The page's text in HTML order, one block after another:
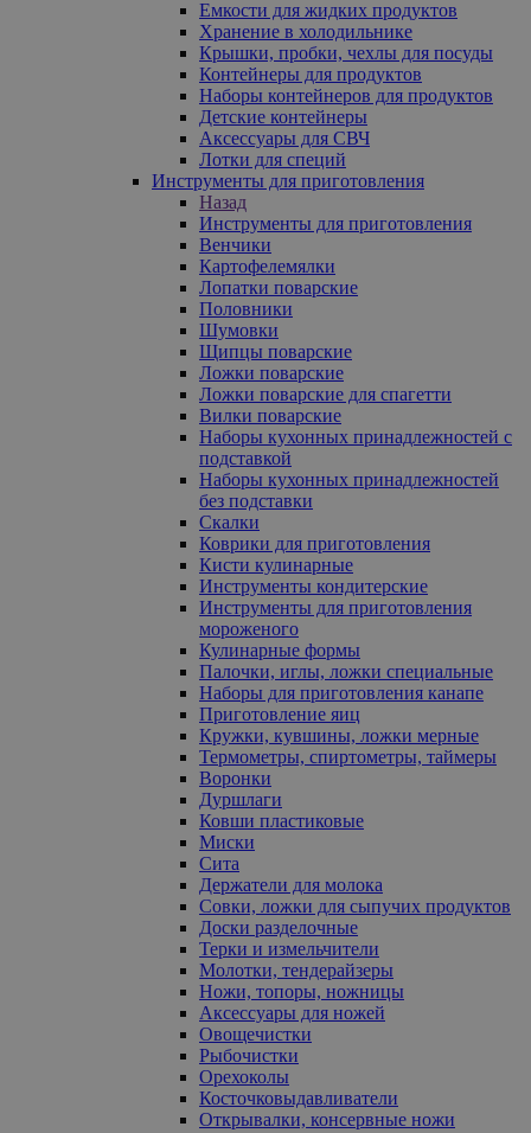
Емкости для жидких продуктов
Хранение в холодильнике
Крышки, пробки, чехлы для посуды
Контейнеры для продуктов
Наборы контейнеров для продуктов
Детские контейнеры
Аксессуары для СВЧ
Лотки для специй
Инструменты для приготовления
Назад
Инструменты для приготовления
Венчики
Картофелемялки
Лопатки поварские
Половники
Шумовки
Щипцы поварские
Ложки поварские
Ложки поварские для спагетти
Вилки поварские
Наборы кухонных принадлежностей с
подставкой
Наборы кухонных принадлежностей
без подставки
Скалки
Коврики для приготовления
Кисти кулинарные
Инструменты кондитерские
Инструменты для приготовления
мороженого
Кулинарные формы
Палочки, иглы, ложки специальные
Наборы для приготовления канапе
Приготовление яиц
Кружки, кувшины, ложки мерные
Термометры, спиртометры, таймеры
Воронки
Дуршлаги
Ковши пластиковые
Миски
Сита
Держатели для молока
Совки, ложки для сыпучих продуктов
Доски разделочные
Терки и измельчители
Молотки, тендерайзеры
Ножи, топоры, ножницы
Аксессуары для ножей
Овощечистки
Рыбочистки
Орехоколы
Косточковыдавливатели
Открывалки, консервные ножи